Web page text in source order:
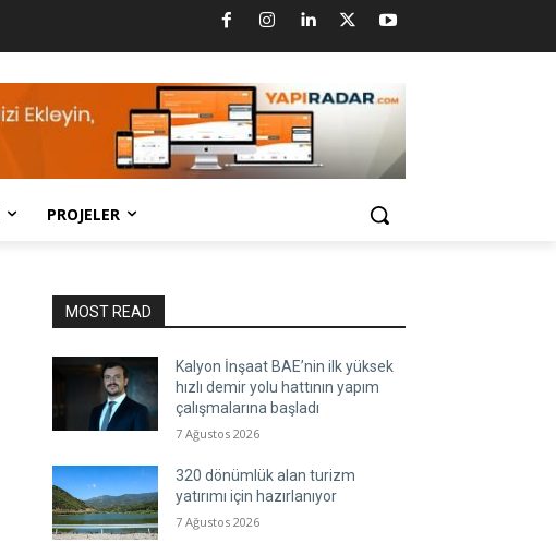
PROJELER
MOST READ
Kalyon İnşaat BAE’nin ilk yüksek
hızlı demir yolu hattının yapım
çalışmalarına başladı
7 Ağustos 2026
320 dönümlük alan turizm
yatırımı için hazırlanıyor
7 Ağustos 2026